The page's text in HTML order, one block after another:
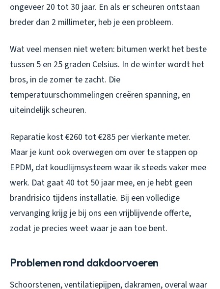
ongeveer 20 tot 30 jaar. En als er scheuren ontstaan
breder dan 2 millimeter, heb je een probleem.
Wat veel mensen niet weten: bitumen werkt het beste
tussen 5 en 25 graden Celsius. In de winter wordt het
bros, in de zomer te zacht. Die
temperatuurschommelingen creëren spanning, en
uiteindelijk scheuren.
Reparatie kost €260 tot €285 per vierkante meter.
Maar je kunt ook overwegen om over te stappen op
EPDM, dat koudlijmsysteem waar ik steeds vaker mee
werk. Dat gaat 40 tot 50 jaar mee, en je hebt geen
brandrisico tijdens installatie. Bij een volledige
vervanging krijg je bij ons een vrijblijvende offerte,
zodat je precies weet waar je aan toe bent.
Problemen rond dakdoorvoeren
Schoorstenen, ventilatiepijpen, dakramen, overal waar